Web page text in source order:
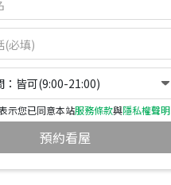
：皆可(9:00-21:00)
示您已同意本站服務條款與隱私權聲明
預約看屋